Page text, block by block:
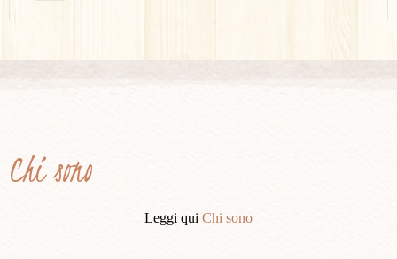
Chi sono
Leggi qui Chi sono